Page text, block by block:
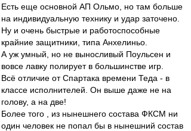
Есть еще основной АП Ольмо, но там больше
на индивидуальную технику и удар заточено.
Ну и очень быстрые и работоспособные
крайние защитники, типа Анхелиньо.
А уж умный, но не выносливый Поульсен и
вовсе лавку полирует в большинстве игр.
Всё отличие от Спартака времени Теда - в
классе исполнителей. Он выше даже не на
голову, а на две!
Более того , из нынешнего состава ФКСМ ни
один человек не попал бы в нынешний состав